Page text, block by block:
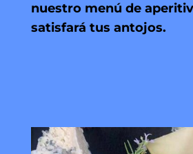
nuestro menú de
satisfará tus antojos.